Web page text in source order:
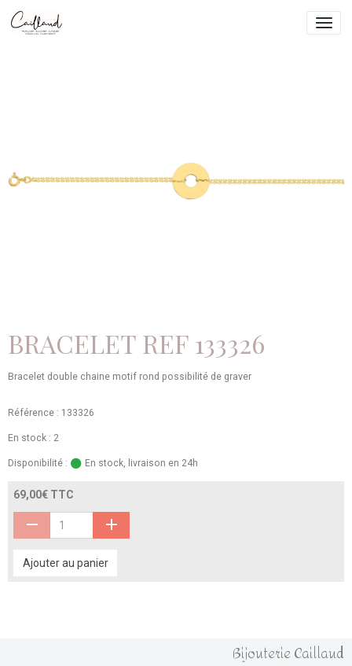
BRACELET REF 133326
Bracelet double chaine motif rond possibilité de graver
Référence : 133326
En stock : 2
Disponibilité : En stock, livraison en 24h
69,00€ TTC
Ajouter au panier
Bijouterie Caillaud